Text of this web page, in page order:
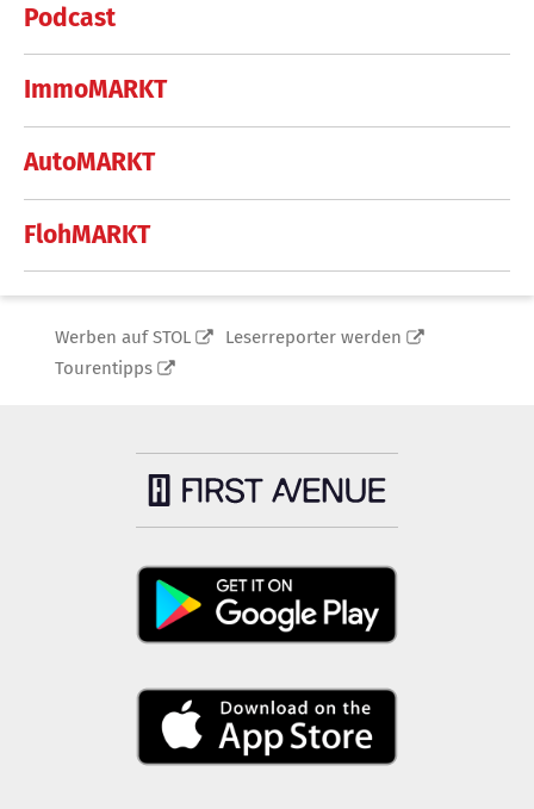
Podcast
ImmoMARKT
AutoMARKT
FlohMARKT
Werben auf STOL
Leserreporter werden
Tourentipps